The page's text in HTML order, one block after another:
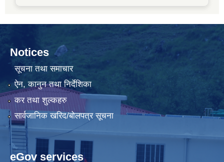
Notices
सूचना तथा समाचार
ऐन, कानुन तथा निर्देशिका
कर तथा शुल्कहरु
सार्वजानिक खरिद/बोलपत्र सूचना
eGov services